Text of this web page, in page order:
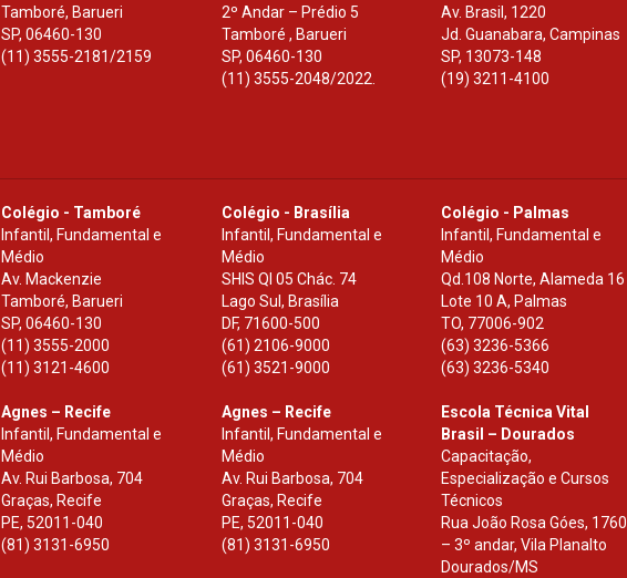
Tamboré, Barueri
SP,06460-130
(11) 3555-2181/2159
2º Andar – Prédio 5
Tamboré , Barueri
SP, 06460-130
(11) 3555-2048/2022.
Av. Brasil, 1220
Jd. Guanabara, Campinas
SP, 13073-148
(19) 3211-4100
Colégio - Tamboré
Infantil, Fundamental e
Médio
Av. Mackenzie
Tamboré, Barueri
SP,06460-130
(11) 3555-2000
(11) 3121-4600
Colégio - Brasília
Infantil, Fundamental e
Médio
SHIS Ql 05 Chác. 74
Lago Sul, Brasília
DF, 71600-500
(61) 2106-9000
(61) 3521-9000
Colégio - Palmas
Infantil, Fundamental e
Médio
Qd.108 Norte, Alameda 16
Lote 10 A, Palmas
TO, 77006-902
(63) 3236-5366
(63) 3236-5340
Agnes – Recife
Infantil, Fundamental e
Médio
Av. Rui Barbosa, 704
Graças, Recife
PE, 52011-040
(81) 3131-6950
Agnes – Recife
Infantil, Fundamental e
Médio
Av. Rui Barbosa, 704
Graças, Recife
PE, 52011-040
(81) 3131-6950
Escola Técnica Vital
Brasil – Dourados
Capacitação,
Especialização e Cursos
Técnicos
Rua João Rosa Góes, 1760
– 3º andar, Vila Planalto
Dourados/MS